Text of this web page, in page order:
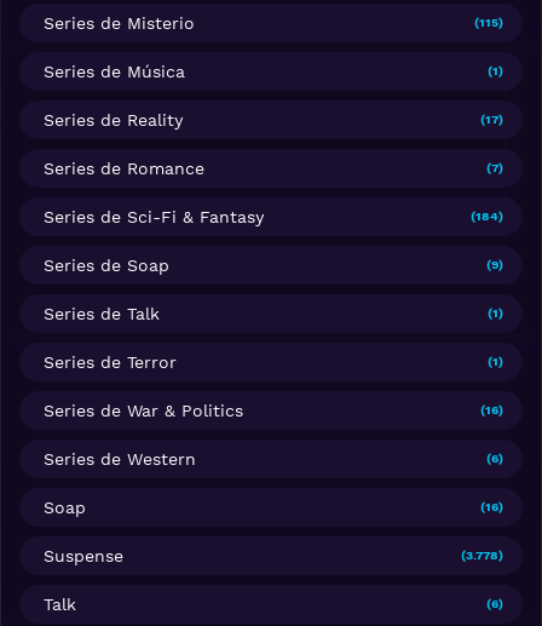
Series de Misterio (115)
Series de Música (1)
Series de Reality (17)
Series de Romance (7)
Series de Sci-Fi & Fantasy (184)
Series de Soap (9)
Series de Talk (1)
Series de Terror (1)
Series de War & Politics (16)
Series de Western (6)
Soap (16)
Suspense (3.778)
Talk (6)